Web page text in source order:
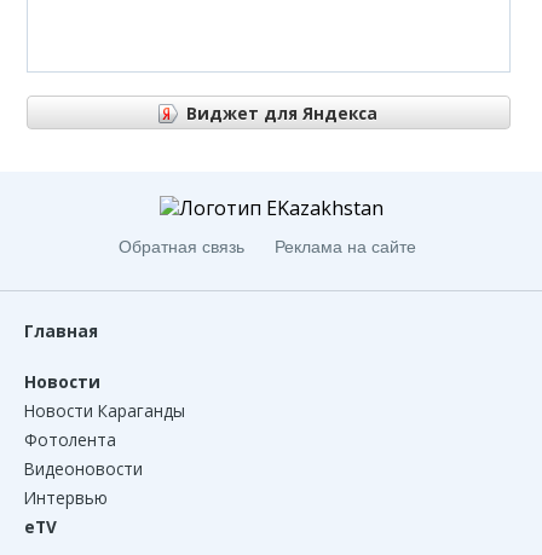
Виджет для Яндекса
Виджет для Яндекса
Обратная связь Реклама на сайте
Главная
Новости
Новости Караганды
Фотолента
Видеоновости
Интервью
eTV